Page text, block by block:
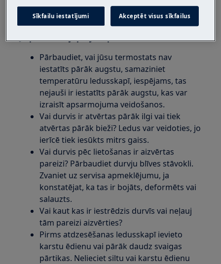
sasaldēt, un uz aizmugurējās sienas var
uzkrāties ledus.
Pārbaudiet, vai jūsu termostats nav
iestatīts pārāk augstu, samaziniet
temperatūru ledusskapī, iespējams, tas
nejauši ir iestatīts pārāk augstu, kas var
izraisīt apsarmojuma veidošanos.
Vai durvis ir atvērtas pārāk ilgi vai tiek
atvērtas pārāk bieži? Ledus var veidoties, jo
ierīcē tiek iesūkts mitrs gaiss.
Vai durvis pēc lietošanas ir aizvērtas
pareizi? Pārbaudiet durvju blīves stāvokli.
Zvaniet uz servisa apmeklējumu, ja
konstatējat, ka tas ir bojāts, deformēts vai
salauzts.
Vai kaut kas ir iestrēdzis durvīs vai neļauj
tām pareizi aizvērties?
Pirms atdzesēšanas ledusskapī ievieto
karstu ēdienu vai pārāk daudz svaigas
pārtikas. Nelieciet siltu vai karstu ēdienu
Sīkfailu iestatījumi Akceptēt visus sīkfailus